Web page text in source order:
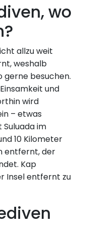
wo
allzu weit
weshalb
gerne besuchen.
und
wird
– etwas
Suluada im
10 Kilometer
entfernt, der
Kap
Insel entfernt zu